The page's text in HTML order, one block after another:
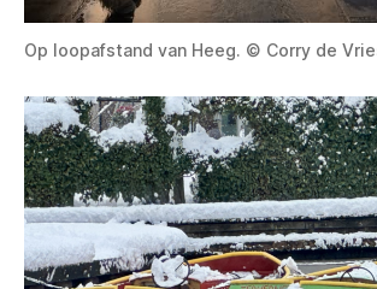
Op loopafstand van Heeg. © Corry de